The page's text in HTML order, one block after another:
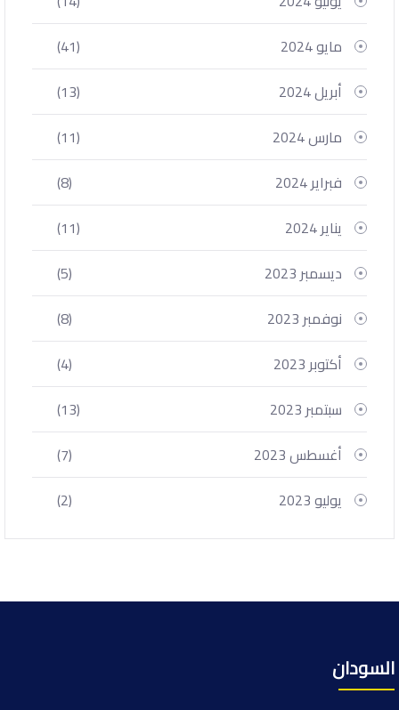
مايو 2024
(41)
أبريل 2024
(13)
مارس 2024
(11)
فبراير 2024
(8)
يناير 2024
(11)
ديسمبر 2023
(5)
نوفمبر 2023
(8)
أكتوبر 2023
(4)
سبتمبر 2023
(13)
أغسطس 2023
(7)
يوليو 2023
(2)
السودان